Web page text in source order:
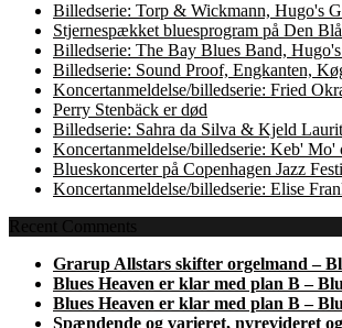
Billedserie: Torp & Wickmann, Hugo's
Stjernespækket bluesprogram på Den
Billedserie: The Bay Blues Band,
Billedserie: Sound Proof, Engkanten,
Koncertanmeldelse/billedserie: Fried
Perry Stenbäck er død
Billedserie: Sahra da Silva & Kjeld
Koncertanmeldelse/billedserie: Keb' Mo'
Blueskoncerter på Copenhagen Jazz
Koncertanmeldelse/billedserie: Elise
Recent Comments
Grarup Allstars skifter orgelmand –
Blues Heaven er klar med plan B –
Blues Heaven er klar med plan B –
Spændende og varieret, nyrevideret